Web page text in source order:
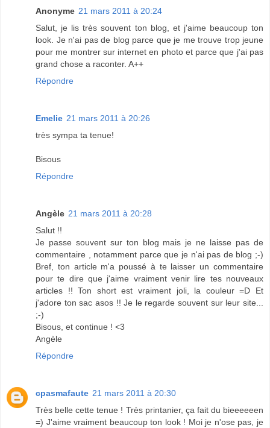
Anonyme 21 mars 2011 à 20:24
Salut, je lis très souvent ton blog, et j'aime beaucoup ton
look. Je n'ai pas de blog parce que je me trouve trop jeune
pour me montrer sur internet en photo et parce que j'ai pas
grand chose a raconter. A++
Répondre
Emelie 21 mars 2011 à 20:26
très sympa ta tenue!
Bisous
Répondre
Angèle 21 mars 2011 à 20:28
Salut !!
Je passe souvent sur ton blog mais je ne laisse pas de
commentaire , notamment parce que je n'ai pas de blog ;-)
Bref, ton article m'a poussé à te laisser un commentaire
pour te dire que j'aime vraiment venir lire tes nouveaux
articles !! Ton short est vraiment joli, la couleur =D Et
j'adore ton sac asos !! Je le regarde souvent sur leur site...
;-)
Bisous, et continue ! <3
Angèle
Répondre
cpasmafaute 21 mars 2011 à 20:30
Très belle cette tenue ! Très printanier, ça fait du bieeeeeen
=) J'aime vraiment beaucoup ton look ! Moi je n'ose pas, je